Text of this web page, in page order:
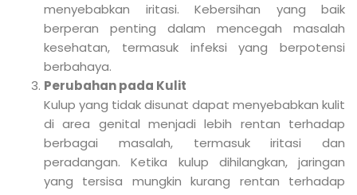
menyebabkan iritasi. Kebersihan yang baik
berperan penting dalam mencegah masalah
kesehatan, termasuk infeksi yang berpotensi
berbahaya.
Perubahan pada Kulit
Kulup yang tidak disunat dapat menyebabkan kulit
di area genital menjadi lebih rentan terhadap
berbagai masalah, termasuk iritasi dan
peradangan. Ketika kulup dihilangkan, jaringan
yang tersisa mungkin kurang rentan terhadap